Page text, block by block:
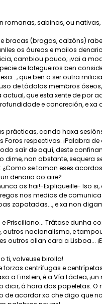
romanas, sabinas, ou
bracas (bragas, calzóns)
os áureos e mailos
cambiou pouco; ¡vai a
de lategueiros ben
que ben a ser outra
de tódolos membros
que esta xente de por
e concreción, e xa
prácticas, cando haxa
respectivos. ¡Palabra de
saír de aquí, deste
non obstante, sequera
se toman eses
denario ao aire?
os hai!-Expliqueille- Iso
nos medios de
zapatadas..., e xa non
Prisciliano... Trátase dunha
nacionalismo, e
outros ollan cara a Lisboa...
ti, volveuse birolla!
forzas centrífugas e
a Einstein, é a Vía Láctea,
dicir, á hora das papeletas. O
de acordar xa che digo que